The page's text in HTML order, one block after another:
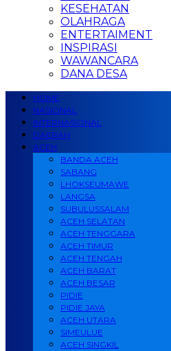
KESEHATAN
OLAHRAGA
ENTERTAIMENT
INSPIRASI
WAWANCARA
DANA DESA
HOME
NASIONAL
INTERNASIONAL
DAERAH
ACEH
BANDA ACEH
SABANG
LHOKSEUMAWE
LANGSA
SUBULUSSALAM
ACEH SELATAN
ACEH TENGGARA
ACEH TIMUR
ACEH TENGAH
ACEH BARAT
ACEH BESAR
PIDIE
PIDIE JAYA
ACEH UTARA
SIMEULUE
ACEH SINGKIL